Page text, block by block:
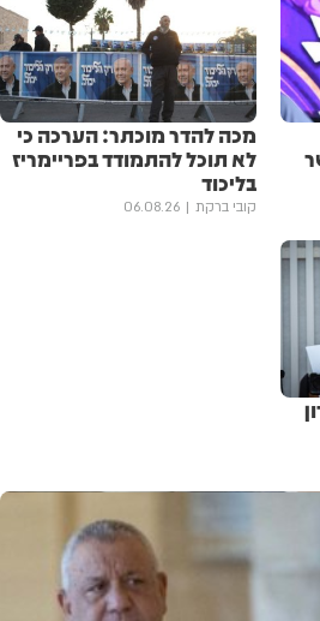
מכה להדר מוכתר: הערכה כי
לא תוכל להתמודד בפריימריז
בליכוד
קובי ברקת 06.08.26